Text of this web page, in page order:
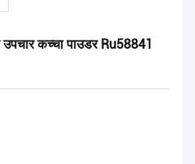
कच्चा पाउडर Ru58841